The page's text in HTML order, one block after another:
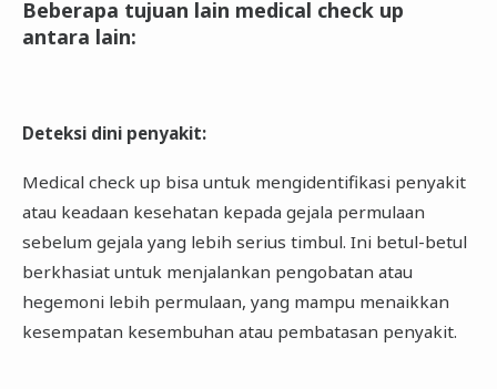
Beberapa tujuan lain medical check up
antara lain:
Deteksi dini penyakit:
Medical check up bisa untuk mengidentifikasi penyakit
atau keadaan kesehatan kepada gejala permulaan
sebelum gejala yang lebih serius timbul. Ini betul-betul
berkhasiat untuk menjalankan pengobatan atau
hegemoni lebih permulaan, yang mampu menaikkan
kesempatan kesembuhan atau pembatasan penyakit.